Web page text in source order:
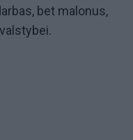
bet malonus,